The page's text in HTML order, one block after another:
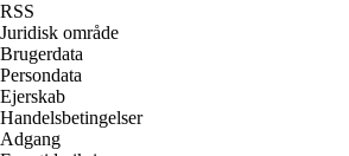
RSS
Juridisk område
Brugerdata
Persondata
Ejerskab
Handelsbetingelser
Adgang